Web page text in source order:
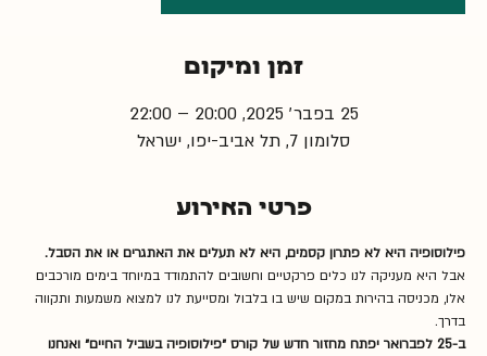
זמן ומיקום
25 בפבר׳ 2025, 20:00 – 22:00
סלומון 7, תל אביב-יפו, ישראל
פרטי האירוע
פילוסופיה היא לא פתרון קסמים, היא לא תעלים את האתגרים או את הסבל.
אבל היא מעניקה לנו כלים פרקטיים וחשובים להתמודד במיוחד בימים מורכבים
אלו, מכניסה בהירות במקום שיש בו בלבול ומסייעת לנו למצוא משמעות ותקווה
בדרך.
ב-25 לפברואר יפתח מחזור חדש של קורס ״פילוסופיה בשביל החיים״ ואנחנו